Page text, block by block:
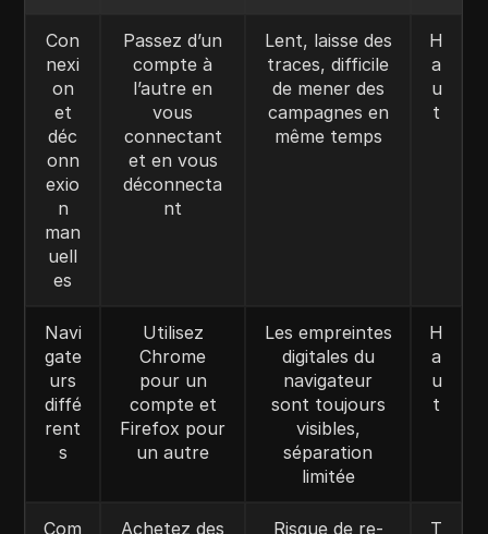
Con
nexi
on
et
déc
onn
exio
n
man
uell
es
Passez d’un
compte à
l’autre en
vous
connectant
et en vous
déconnecta
nt
Lent, laisse des
traces, difficile
de mener des
campagnes en
même temps
H
a
u
t
Navi
gate
urs
diffé
rent
s
Utilisez
Chrome
pour un
compte et
Firefox pour
un autre
Les empreintes
digitales du
navigateur
sont toujours
visibles,
séparation
limitée
H
a
u
t
Com Achetez des Risque de re- T